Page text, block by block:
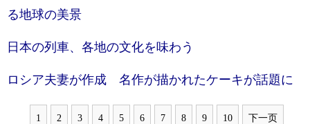
る地球の美景
日本の列車、各地の文化を味わう
ロシア夫妻が作成 名作が描かれたケーキが話題に
1 2 3 4 5 6 7 8 9 10 下一页